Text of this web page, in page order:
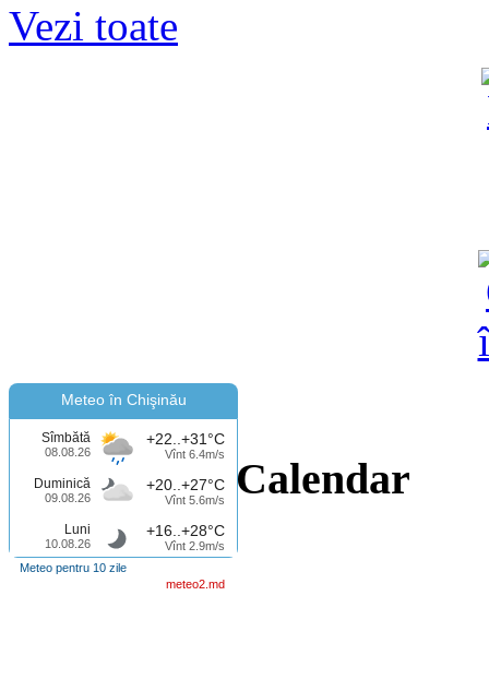
Vezi toate
Meteo în Chişinău
Sîmbătă
08.08.26
+22..+31°C
Vînt 6.4m/s
Duminică
09.08.26
+20..+27°C
Vînt 5.6m/s
Luni
10.08.26
+16..+28°C
Vînt 2.9m/s
Meteo pentru 10 zile
meteo2.md
Calendar